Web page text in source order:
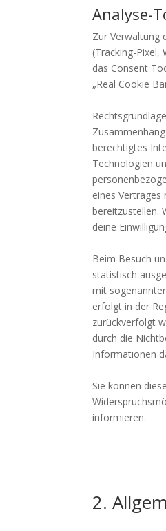
Analyse-
Zur Verwaltung
(Tracking-Pixel,
das Consent
„Real Cookie
berechtigtes
Technologien
eines
bereitzustellen.
deine
Beim Besuch
statistisch
mit
erfolgt in der
zurückverfolgt
durch die
Informationen
Sie können
informieren.
2.